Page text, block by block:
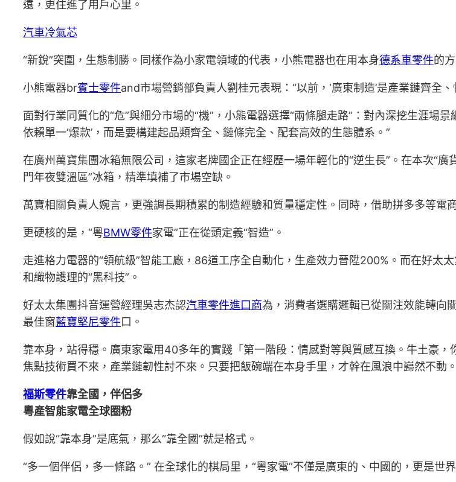
遠，更住進了用戶心里。
汽車冷氣芯
“新銳”突圍，生態制勝。同樣作為小家電領域的代表，小熊電器也在用本身德系車零件的
小熊電器br賓士零件and市場營銷部負責人劉桂元表現：“以前，‘廣東制造’是產業鏈齊全
面對行業同質化的“危”與細分市場的“機”，小熊電器選擇“兩條腿走路”：對內深挖生涯場
依賴單一‘爆款’，而是要構建起品類齊全、鏈條完全、配套高效的生態體系。”
在廣州萬寶集團冰箱無限公司，這家老牌國企正在經歷一場年輕化的“逆生長”。在本次“
門年夜雙溫區”冰箱，精準填補了市場空缺。
萬寶相關負責人婉言，更強調長期積累的制造經驗和質量穩定性。同時，借助拼多多等電
更硬核的是，“粵BMW零件家電”正在從頭定義“智造”。
走進格力電器的“領航級”智能工廠，86道工序全自動化，生產效力晉陞200%。而在好太
和織物護理的“黑科技”。
好太太集團抖音運營經理吳志杰認汽車零件進口商為，消費者選購邏輯已從關注效能轉向
最佳窗藍寶堅尼零件口。
靠本身，站得穩。廣東家電用40多年的實踐「第一階段：情感對等與質感互換。牛土豪
焦點技術買不來，產業鏈韌性討不來。只要把飯碗端在本身手里，才幹在風浪中巋然不動。
福斯零件靠全國，伴侶多
粵產智能家電全球圈粉
假如說“靠本身”是底氣，那么“靠全國”就是格式。
“多一個伴侶，多一條路。” 在全球化的棋局里，“粵家電”不僅是廣東的、中國的，更是世界